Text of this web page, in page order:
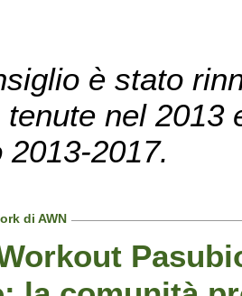
è stato
nel 2013
2017.
di AWN